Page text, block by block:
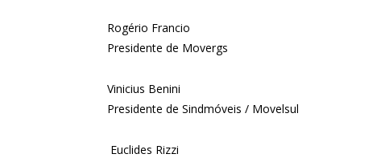
Rogério Francio
Presidente de Movergs
Vinicius Benini
Presidente de Sindmóveis / Movelsul
Euclides Rizzi